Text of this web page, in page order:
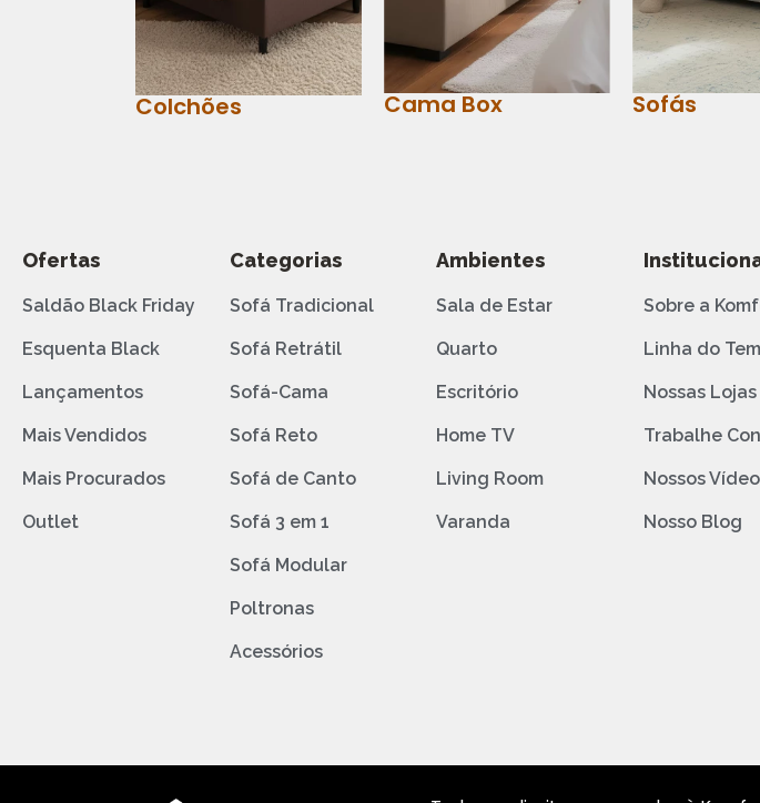
Colchões Cama Box Sofás
Ofertas
Saldão Black Friday
Esquenta Black
Lançamentos
Mais Vendidos
Mais Procurados
Outlet
Categorias
Sofá Tradicional
Sofá Retrátil
Sofá-Cama
Sofá Reto
Sofá de Canto
Sofá 3 em 1
Sofá Modular
Poltronas
Acessórios
Ambientes
Sala de Estar
Quarto
Escritório
Home TV
Living Room
Varanda
Sobre a
Linha do
Nossas Lojas
Trabalhe
Nossos
Nosso Blog